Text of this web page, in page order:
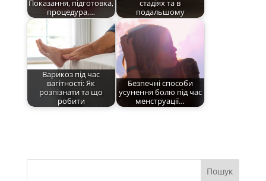
Показання, підготовка,
процедура,…
стадіях та в
подальшому
Варикоз під час
вагітності: Як
розпізнати та що
робити
Безпечні способи
усунення болю під час
менструації…
Пошук